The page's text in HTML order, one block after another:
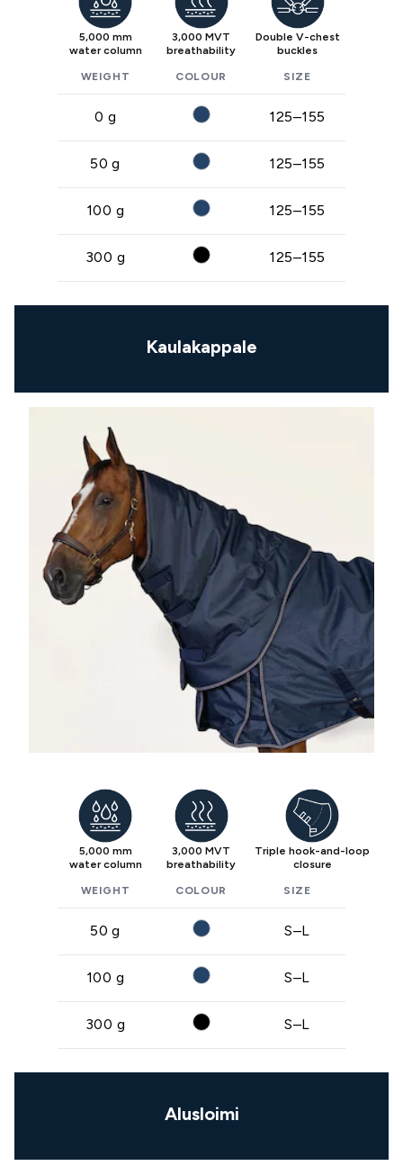
5,000 mm
water column
3,000 MVT
breathability
Double V-chest
buckles
WEIGHT COLOUR SIZE
0 g 125–155
50 g 125–155
100 g 125–155
300 g 125–155
Kaulakappale
5,000 mm
water column
3,000 MVT
breathability
Triple hook-and-loop
closure
WEIGHT COLOUR SIZE
50 g S–L
100 g S–L
300 g S–L
Alusloimi